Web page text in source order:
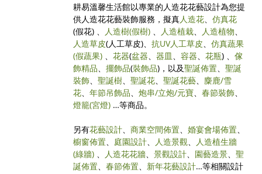
耕易溫馨生活館以專業的人造花花藝設計為您提
供人造花花藝裝飾服務，擬真人造花、仿真花
(假花) 、 人造樹(假樹) 、 人造植栽、 人造植物、
人造草皮(人工草皮)、抗UV人工草皮、仿真蔬果
(假蔬果) 、花器(盆器、器皿、容器、花瓶) 、傢
飾精品、擺飾品(裝飾品)，以及聖誕佈置、聖誕
裝飾、聖誕樹、聖誕花、聖誕花藝、 麋鹿/雪
花、年節吊飾品、炮串/立炮/元寶、春節裝飾、
燈籠(宮燈) …等商品。
另有花藝設計、商業空間佈置、婚宴會場佈置、
櫥窗佈置、 庭園設計、 人造景觀、 人造植生牆
(綠牆) 、 人造花花牆、景觀設計、 園藝造景、聖
誕佈置、春節佈置、 新年花藝設計…等相關設計